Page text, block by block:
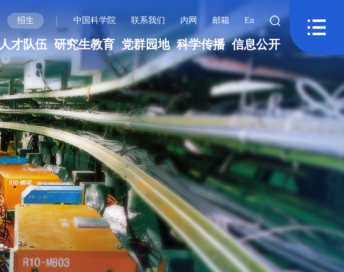
招生 | 中国科学院 联系我们 内网 邮箱 En
人才队伍 研究生教育 党群园地 科学传播 信息公开